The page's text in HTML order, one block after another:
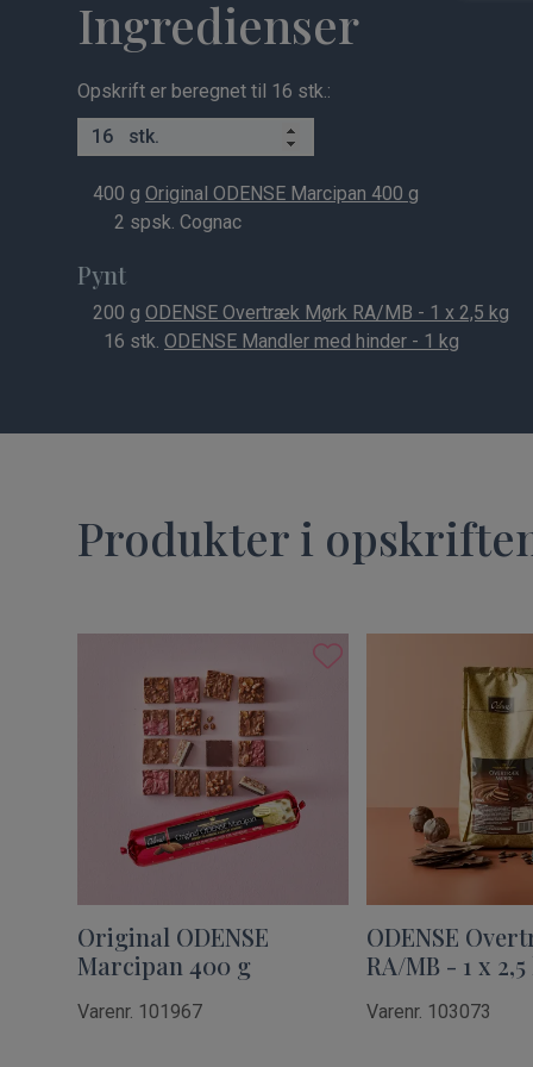
Ingredienser
Opskrift er beregnet til 16 stk.:
stk.
400 g Original ODENSE Marcipan 400 g
2 spsk. Cognac
Pynt
200 g ODENSE Overtræk Mørk RA/MB - 1 x 2,5 kg
16 stk. ODENSE Mandler med hinder - 1 kg
Produkter i
Original ODENSE
Marcipan 400 g
Varenr. 101967
ODENSE
RA/MB - 1 x
Varenr. 103073